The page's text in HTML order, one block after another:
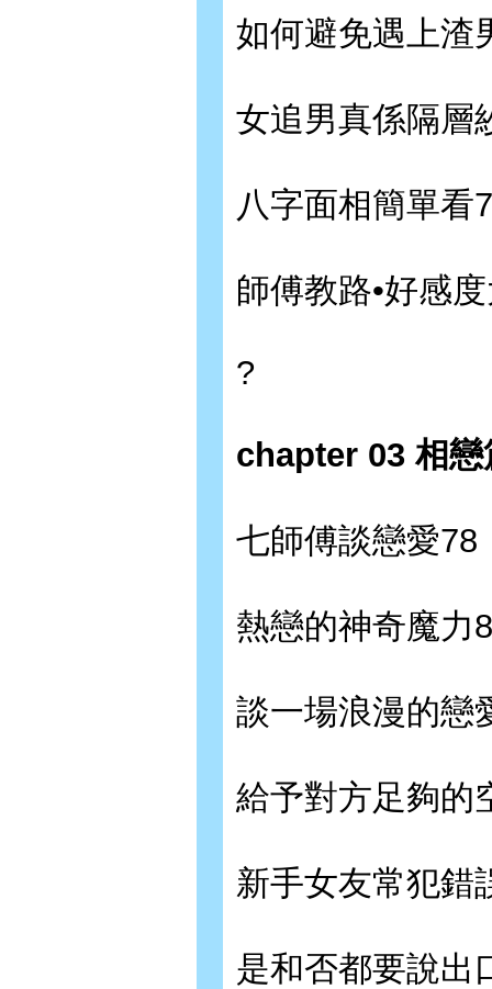
如何避免遇上渣
女追男真係隔層
八字面相簡單看
師傅教路•好感
?
chapter 03 相戀
七師傅談戀愛78
熱戀的神奇魔力
談一場浪漫的戀
給予對方足夠的
新手女友常犯錯
是和否都要說出